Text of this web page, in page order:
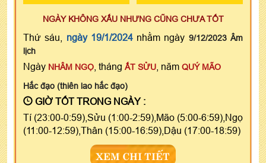
NGÀY KHÔNG XẤU NHƯNG CŨNG CHƯA TỐT
Thứ sáu, ngày 19/1/2024nhằm ngày 9/12/2023 Âm
lịch
Ngày NHÂM NGỌ , tháng ẤT SỬU , năm QUÝ MÃO
Hắc đạo (thiên lao hắc đạo)
GIỜ TỐT TRONG NGÀY :
Tí (23:00-0:59),Sửu (1:00-2:59),Mão (5:00-6:59),Ngọ
(11:00-12:59),Thân (15:00-16:59),Dậu (17:00-18:59)
XEM CHI TIẾT